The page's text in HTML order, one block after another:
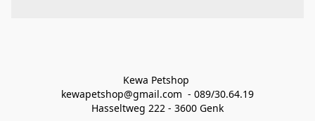
Kewa Petshop
kewapetshop@gmail.com  - 089/30.64.19
Hasseltweg 222 - 3600 Genk